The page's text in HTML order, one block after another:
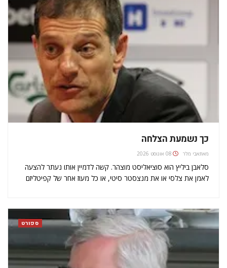
כך נשמעת הצלחה
מאתאבי מלר 08 אוגוסט 2026
סלאבן ביליץ הוא סוציאליסט מוצהר. קשה לדמיין אותו נעתר להצעה
לאמן את צלסי או את מנצסטר סיטי, או כל מעוז אחר של קפיטליזם
ספורט